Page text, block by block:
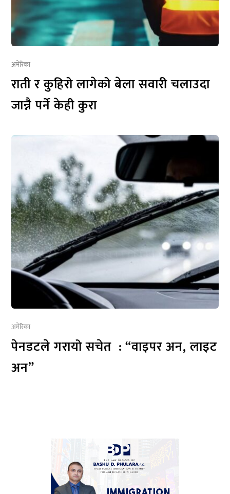
अमेरिका
राती र कुहिरो लागेको बेला सवारी चलाउदा
जान्नै पर्ने केही कुरा
अमेरिका
पेनडटले गरायो सचेत : “वाइपर अन, लाइट
अन”